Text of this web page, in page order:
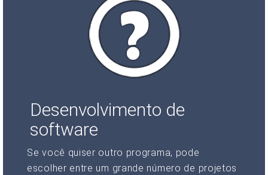
Desenvolvimento de
software
Se você quiser outro programa, pode
escolher entre um grande número de projetos